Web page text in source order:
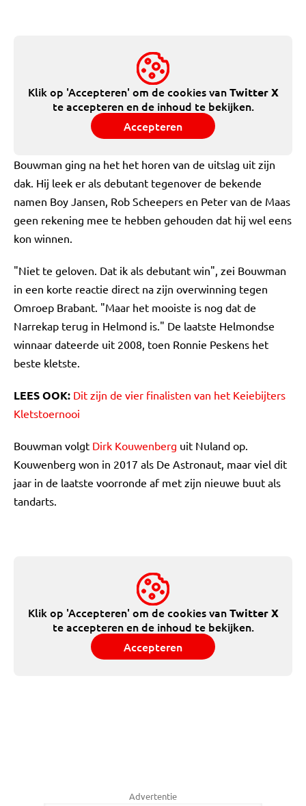
Klik op 'Accepteren' om de cookies vanTwitter X
te accepteren en de inhoud te bekijken.
Accepteren
Bouwman ging na het het horen van de uitslag uit zijn
dak. Hij leek er als debutant tegenover de bekende
namen Boy Jansen, Rob Scheepers en Peter van de Maas
geen rekening mee te hebben gehouden dat hij wel eens
kon winnen.
"Niet te geloven. Dat ik als debutant win", zei Bouwman
in een korte reactie direct na zijn overwinning tegen
Omroep Brabant. "Maar het mooiste is nog dat de
Narrekap terug in Helmond is." De laatste Helmondse
winnaar dateerde uit 2008, toen Ronnie Peskens het
beste kletste.
LEES OOK: Dit zijn de vier finalisten van het Keiebijters
Kletstoernooi
Bouwman volgt Dirk Kouwenberg uit Nuland op.
Kouwenberg won in 2017 als De Astronaut, maar viel dit
jaar in de laatste voorronde af met zijn nieuwe buut als
tandarts.
Klik op 'Accepteren' om de cookies vanTwitter X
te accepteren en de inhoud te bekijken.
Accepteren
Advertentie